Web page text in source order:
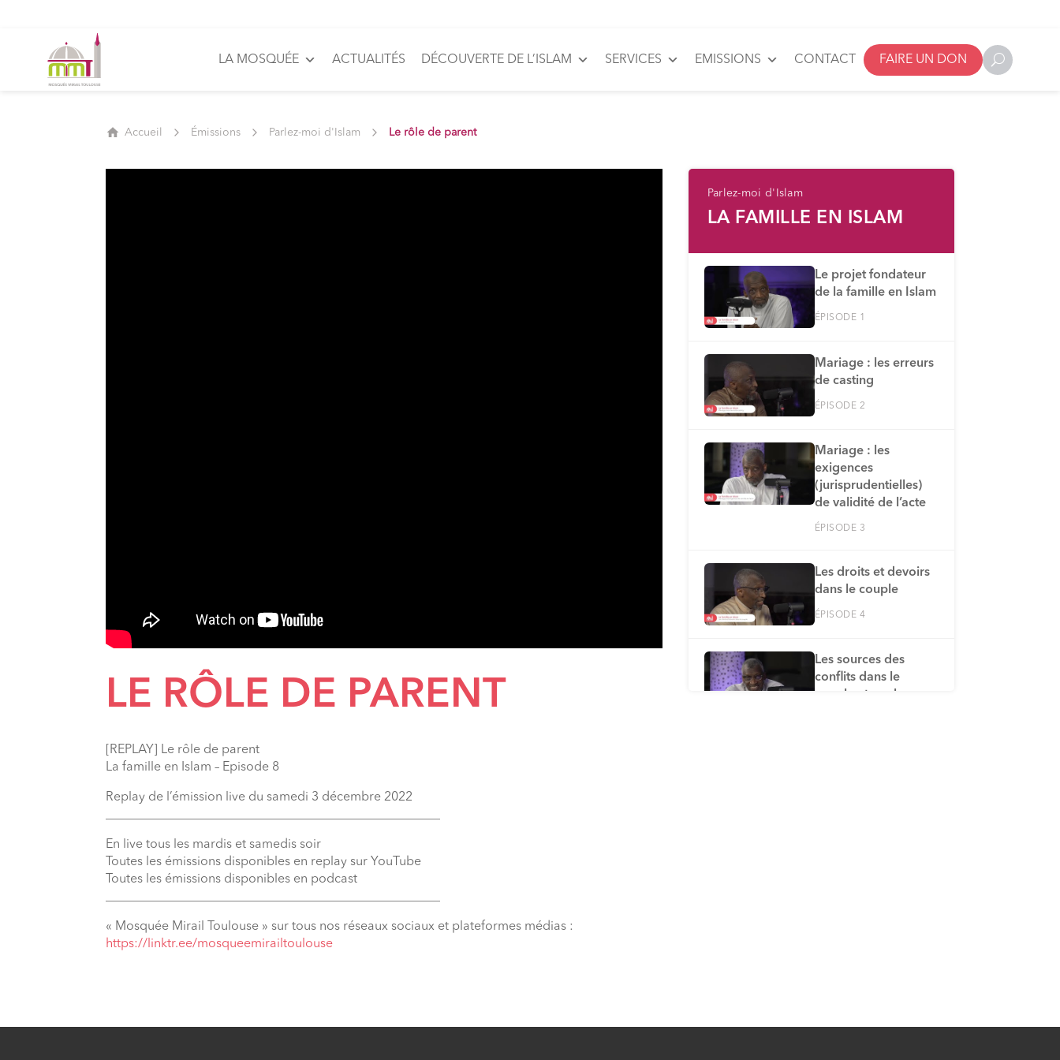
LA MOSQUÉE ACTUALITÉS DÉCOUVERTE DE L’ISLAM SERVICES EMISSIONS CONTACT FAIRE UN DON
Accueil Émissions Parlez-moi d'Islam Le rôle de parent
LE RÔLE DE PARENT
[REPLAY] Le rôle de parent
La famille en Islam – Episode 8
Replay de l’émission live du samedi 3 décembre 2022
En live tous les mardis et samedis soir
Toutes les émissions disponibles en replay sur YouTube
Toutes les émissions disponibles en podcast
« Mosquée Mirail Toulouse » sur tous nos réseaux sociaux et plateformes médias :
⁠https://linktr.ee/mosqueemirailtoulouse
Parlez-moi d'Islam
LA FAMILLE EN ISLAM
Le projet fondateur
de la famille en Islam
ÉPISODE 1
Mariage : les erreurs
de casting
ÉPISODE 2
Mariage : les
exigences
(jurisprudentielles)
de validité de l’acte
ÉPISODE 3
Les droits et devoirs
dans le couple
ÉPISODE 4
Les sources des
conflits dans le
couple et quelques